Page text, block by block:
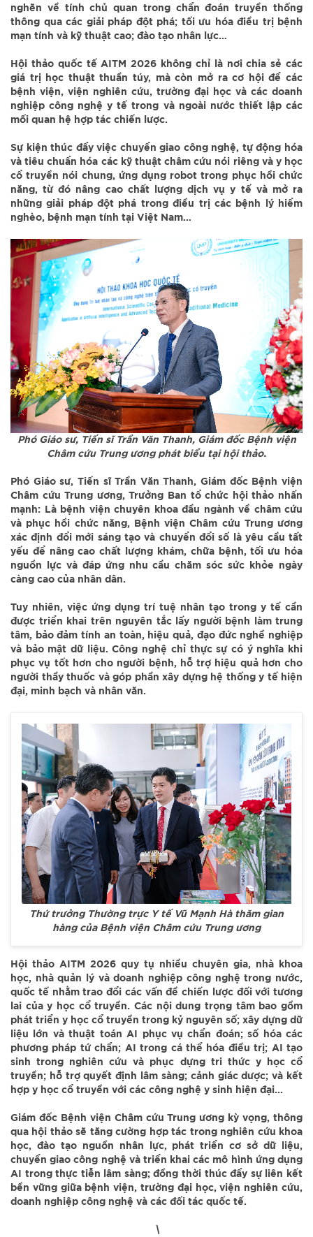
nghẽn về tính chủ quan trong chẩn đoán truyền thống
thông qua các giải pháp đột phá; tối ưu hóa điều trị bệnh
mạn tính và kỹ thuật cao; đào tạo nhân lực…
Hội thảo quốc tế AITM 2026 không chỉ là nơi chia sẻ các
giá trị học thuật thuần túy, mà còn mở ra cơ hội để các
bệnh viện, viện nghiên cứu, trường đại học và các doanh
nghiệp công nghệ y tế trong và ngoài nước thiết lập các
mối quan hệ hợp tác chiến lược.
Sự kiện thúc đẩy việc chuyển giao công nghệ, tự động hóa
và tiêu chuẩn hóa các kỹ thuật châm cứu nói riêng và y học
cổ truyền nói chung, ứng dụng robot trong phục hồi chức
năng, từ đó nâng cao chất lượng dịch vụ y tế và mở ra
những giải pháp đột phá trong điều trị các bệnh lý hiểm
nghèo, bệnh mạn tính tại Việt Nam…
Phó Giáo sư, Tiến sĩ Trần Văn Thanh, Giám đốc Bệnh viện
Châm cứu Trung ương phát biểu tại hội thảo.
Phó Giáo sư, Tiến sĩ Trần Văn Thanh, Giám đốc Bệnh viện
Châm cứu Trung ương, Trưởng Ban tổ chức hội thảo nhấn
mạnh: Là bệnh viện chuyên khoa đầu ngành về châm cứu
và phục hồi chức năng, Bệnh viện Châm cứu Trung ương
xác định đổi mới sáng tạo và chuyển đổi số là yêu cầu tất
yếu để nâng cao chất lượng khám, chữa bệnh, tối ưu hóa
nguồn lực và đáp ứng nhu cầu chăm sóc sức khỏe ngày
càng cao của nhân dân.
Tuy nhiên, việc ứng dụng trí tuệ nhân tạo trong y tế cần
được triển khai trên nguyên tắc lấy người bệnh làm trung
tâm, bảo đảm tính an toàn, hiệu quả, đạo đức nghề nghiệp
và bảo mật dữ liệu. Công nghệ chỉ thực sự có ý nghĩa khi
phục vụ tốt hơn cho người bệnh, hỗ trợ hiệu quả hơn cho
người thầy thuốc và góp phần xây dựng hệ thống y tế hiện
đại, minh bạch và nhân văn.
Thứ trưởng Thường trực Y tế Vũ Mạnh Hà thăm gian
hàng của Bệnh viện Châm cứu Trung ương
Hội thảo AITM 2026 quy tụ nhiều chuyên gia, nhà khoa
học, nhà quản lý và doanh nghiệp công nghệ trong nước,
quốc tế nhằm trao đổi các vấn đề chiến lược đối với tương
lai của y học cổ truyền. Các nội dung trọng tâm bao gồm
phát triển y học cổ truyền trong kỷ nguyên số; xây dựng dữ
liệu lớn và thuật toán AI phục vụ chẩn đoán; số hóa các
phương pháp tứ chẩn; AI trong cá thể hóa điều trị; AI tạo
sinh trong nghiên cứu và phục dựng tri thức y học cổ
truyền; hỗ trợ quyết định lâm sàng; cảnh giác dược; và kết
hợp y học cổ truyền với các công nghệ y sinh hiện đại...
Giám đốc Bệnh viện Châm cứu Trung ương kỳ vọng, thông
qua hội thảo sẽ tăng cường hợp tác trong nghiên cứu khoa
học, đào tạo nguồn nhân lực, phát triển cơ sở dữ liệu,
chuyển giao công nghệ và triển khai các mô hình ứng dụng
AI trong thực tiễn lâm sàng; đồng thời thúc đẩy sự liên kết
bền vững giữa bệnh viện, trường đại học, viện nghiên cứu,
doanh nghiệp công nghệ và các đối tác quốc tế.
\